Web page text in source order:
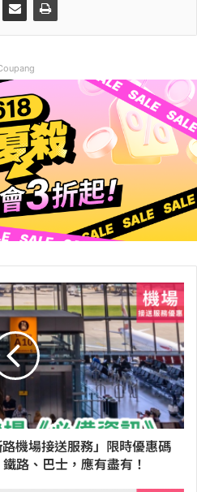
機場接送服務」限時優惠碼
路、巴士，應有盡有！